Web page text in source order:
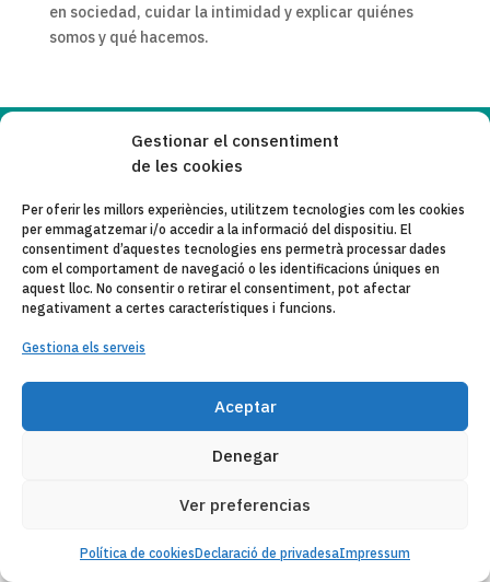
Gestionar el consentiment
de les cookies
Per oferir les millors experiències, utilitzem tecnologies com les cookies
per emmagatzemar i/o accedir a la informació del dispositiu. El
consentiment d’aquestes tecnologies ens permetrà processar dades
com el comportament de navegació o les identificacions úniques en
aquest lloc. No consentir o retirar el consentiment, pot afectar
negativament a certes característiques i funcions.
Gestiona els serveis
Aceptar
Denegar
Ver preferencias
Política de cookiesDeclaració de privadesaImpressum
en sociedad, cuidar la intimidad y explicar quiénes
somos y qué hacemos.
Copyleft 2025 Itaka-Escolapios
AVÍS LEGAL
POLÍTICA DE PRIVACITAT
CONTACTE
CORREU ELECTRÒNIC